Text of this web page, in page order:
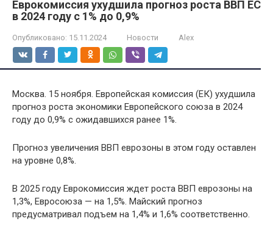
Еврокомиссия ухудшила прогноз роста ВВП ЕС
в 2024 году с 1% до 0,9%
Опубликовано: 15.11.2024 Новости Alex
Москва. 15 ноября. Европейская комиссия (ЕК) ухудшила
прогноз роста экономики Европейского союза в 2024
году до 0,9% с ожидавшихся ранее 1%.
Прогноз увеличения ВВП еврозоны в этом году оставлен
на уровне 0,8%.
В 2025 году Еврокомиссия ждет роста ВВП еврозоны на
1,3%, Евросоюза — на 1,5%. Майский прогноз
предусматривал подъем на 1,4% и 1,6% соответственно.